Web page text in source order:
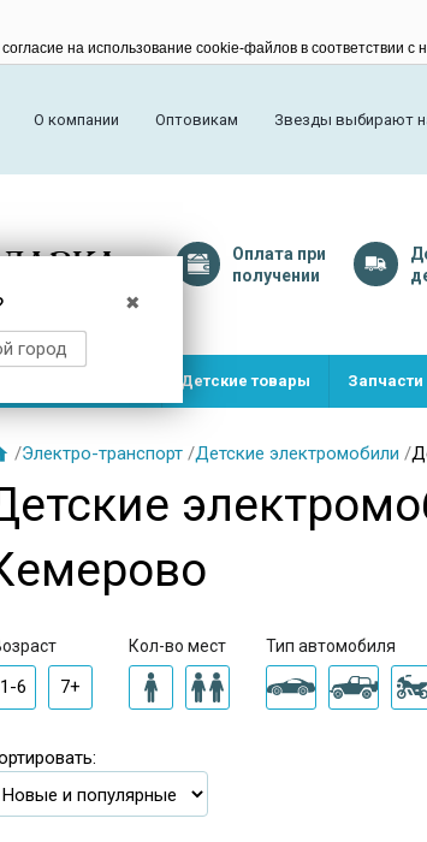
на использование cookie-файлов в соответствии с
О компании Оптовикам Звезды выбирают
✖
город
Оплата при
получении
Детские товары
/Электро-транспорт /Детские электромобили /
1-6 7+
Кол-во мест Тип автомобиля